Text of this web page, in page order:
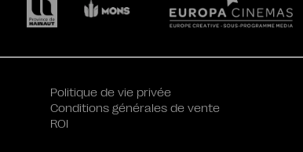
Politique de vie privée
Conditions générales de vente
ROI